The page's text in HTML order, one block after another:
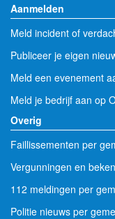
Aanmelden
Meld incident of
Publiceer je eigen
Meld een evenement
Meld je bedrijf aan op
Overig
Faillissementen per
Vergunningen en
112 meldingen per
Politie nieuws per